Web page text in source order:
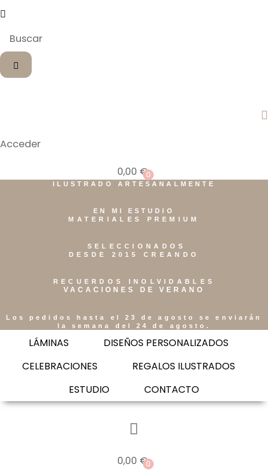
Acceder
0,00 €0
ILUSTRADO ARTESANALMENTE
EN MI ESTUDIO
MATERIALES PREMIUM
SELECCIONADOS
DESDE 2015 CREANDO
RECUERDOS INOLVIDABLES
VACACIONES DE VERANO
Los pedidos hasta el 23 de agosto se enviarán
la semana del 24 de agosto.
LÁMINAS
DISEÑOS PERSONALIZADOS
CELEBRACIONES
REGALOS ILUSTRADOS
ESTUDIO
CONTACTO
0,00 €0